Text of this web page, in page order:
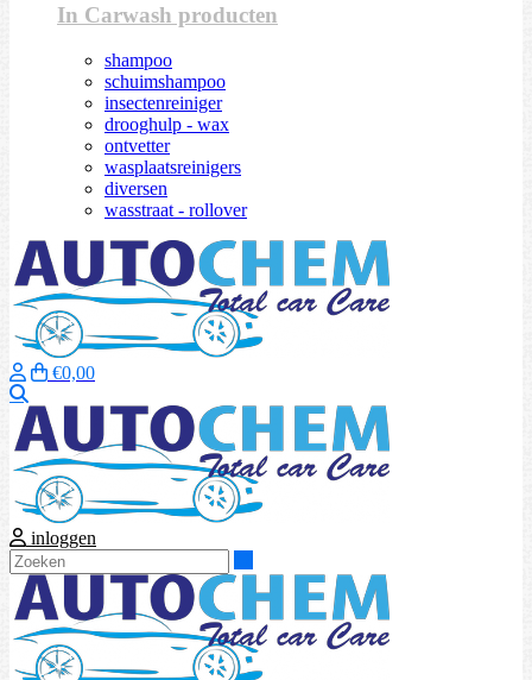
In Carwash producten
shampoo
schuimshampoo
insectenreiniger
drooghulp - wax
ontvetter
wasplaatsreinigers
diversen
wasstraat - rollover
€0,00
inloggen